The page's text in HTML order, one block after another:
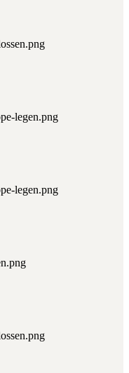
legen.png
legen.png